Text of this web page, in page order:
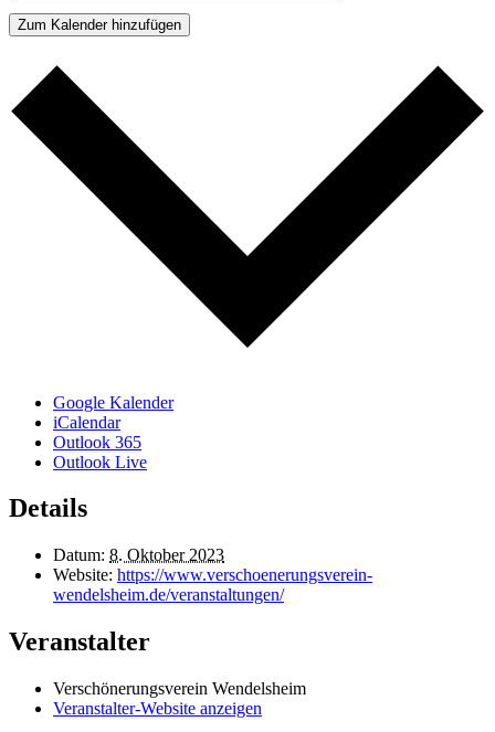
Zum Kalender hinzufügen
Google Kalender
iCalendar
Outlook 365
Outlook Live
Details
Datum: 8. Oktober 2023
Website: https://www.verschoenerungsverein-
wendelsheim.de/veranstaltungen/
Veranstalter
Verschönerungsverein Wendelsheim
Veranstalter-Website anzeigen